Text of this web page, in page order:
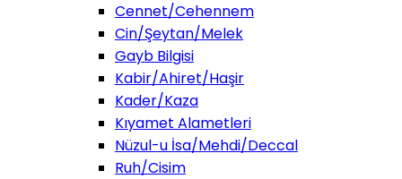
Cennet/Cehennem
Cin/Şeytan/Melek
Gayb Bilgisi
Kabir/Ahiret/Haşir
Kader/Kaza
Kıyamet Alametleri
Nüzul-u İsa/Mehdi/Deccal
Ruh/Cisim